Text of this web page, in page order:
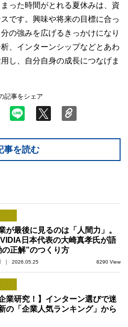
った時間がとれる夏休みは、資
です。興味や将来の目標に合っ
の強みを広げるきっかけになり
、インターンシップなどとあわ
し、自分自身の成長につなげま
記事をシェア
事を読む
が最後に見るのは「人間力」。
日本代表の大崎真孝氏が語
の正解”のつくり方
｜ 2026.05.25 8290 View
業研究！】インターン選びで迷
の「企業人気ランキング」から